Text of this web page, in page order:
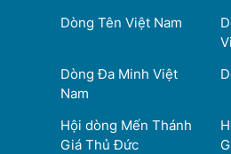
Dòng Tên Việt Nam
Dòng Đa Minh Việt
Nam
Hội dòng Mến Thánh
Giá Thủ Đức